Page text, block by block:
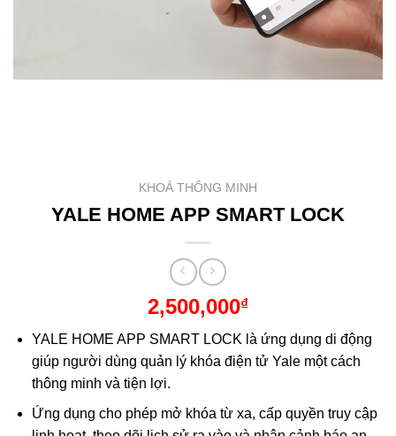
KHOÁ THÔNG MINH
YALE HOME APP SMART LOCK
2,500,000₫
YALE HOME APP SMART LOCK là ứng dụng di động
giúp người dùng quản lý khóa điện tử Yale một cách
thông minh và tiện lợi.
Ứng dụng cho phép mở khóa từ xa, cấp quyền truy cập